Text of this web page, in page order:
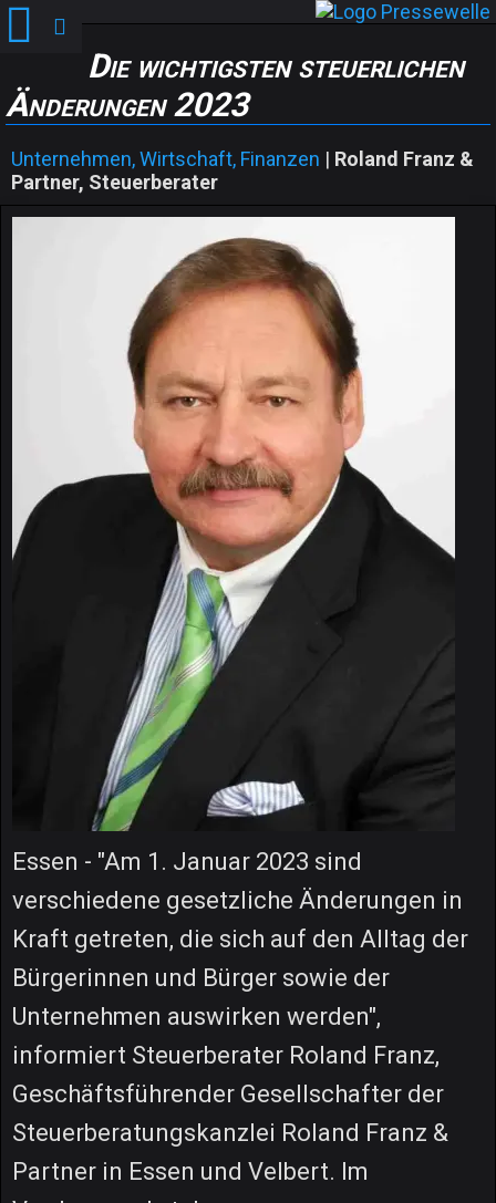
Die wichtigsten steuerlichen
Änderungen 2023
Unternehmen, Wirtschaft, Finanzen | Roland Franz &
Partner, Steuerberater
Essen - "Am 1. Januar 2023 sind
verschiedene gesetzliche Änderungen in
Kraft getreten, die sich auf den Alltag der
Bürgerinnen und Bürger sowie der
Unternehmen auswirken werden",
informiert Steuerberater Roland Franz,
Geschäftsführender Gesellschafter der
Steuerberatungskanzlei Roland Franz &
Partner in Essen und Velbert. Im